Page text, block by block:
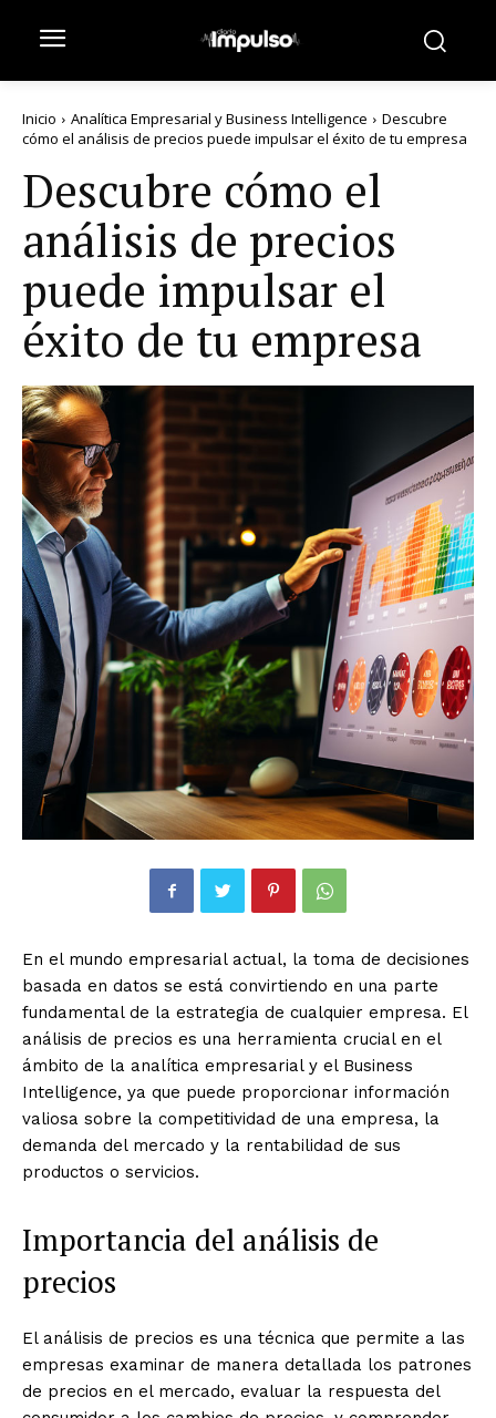
Inicio Analítica Empresarial y Business Intelligence
Descubre
cómo el análisis de precios puede impulsar el éxito de tu empresa
Descubre cómo el
análisis de precios
puede impulsar el
éxito de tu empresa
En el mundo empresarial actual, la toma de decisiones
basada en datos se está convirtiendo en una parte
fundamental de la estrategia de cualquier empresa. El
análisis de precios es una herramienta crucial en el
ámbito de la analítica empresarial y el Business
Intelligence, ya que puede proporcionar información
valiosa sobre la competitividad de una empresa, la
demanda del mercado y la rentabilidad de sus
productos o servicios.
Importancia del análisis de
precios
El análisis de precios es una técnica que permite a las
empresas examinar de manera detallada los patrones
de precios en el mercado, evaluar la respuesta del